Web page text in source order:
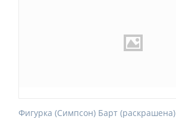
Фигурка (Симпсон) Барт (раскрашена)